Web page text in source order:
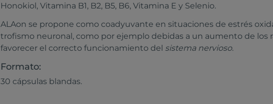
Honokiol, Vitamina B1, B2, B5, B6, Vitamina E y Selenio.
ALAon se propone como coadyuvante en situaciones de estrés
trofismo neuronal, como por ejemplo debidas a un aumento de los
favorecer el correcto funcionamiento del sistema nervioso.
Formato:
30 cápsulas blandas.